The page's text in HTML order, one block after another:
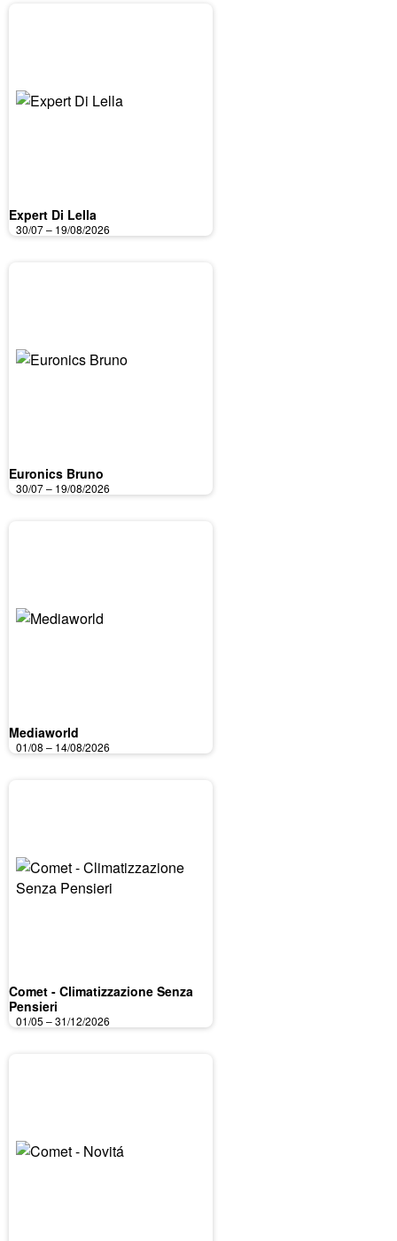
Expert Di Lella
30/07 – 19/08/2026
Euronics Bruno
30/07 – 19/08/2026
Mediaworld
01/08 – 14/08/2026
Comet - Climatizzazione Senza
Pensieri
01/05 – 31/12/2026